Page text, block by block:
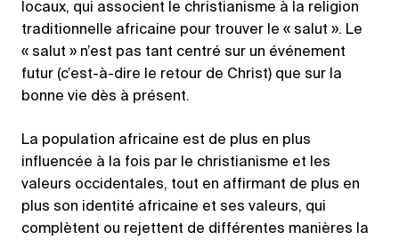
locaux, qui associent le christianisme à la religion
traditionnelle africaine pour trouver le « salut ». Le
« salut » n’est pas tant centré sur un événement
futur (c’est-à-dire le retour de Christ) que sur la
bonne vie dès à présent.
La population africaine est de plus en plus
influencée à la fois par le christianisme et les
valeurs occidentales, tout en affirmant de plus en
plus son identité africaine et ses valeurs, qui
complètent ou rejettent de différentes manières la